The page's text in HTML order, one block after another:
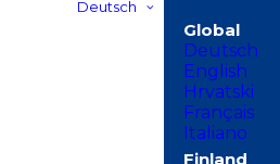
Deutsch
Deutsch
English
Hrvatski
Français
Italiano